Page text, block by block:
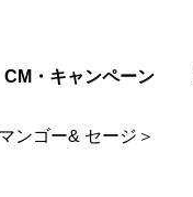
CM・キャンペーン
ンゴー& セージ＞